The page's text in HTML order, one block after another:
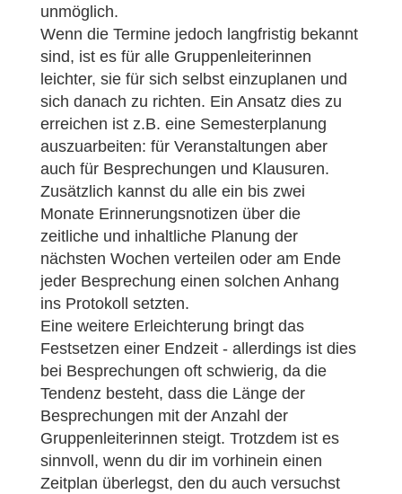
unmöglich.
Wenn die Termine jedoch langfristig bekannt
sind, ist es für alle Gruppenleiterinnen
leichter, sie für sich selbst einzuplanen und
sich danach zu richten. Ein Ansatz dies zu
erreichen ist z.B. eine Semesterplanung
auszuarbeiten: für Veranstaltungen aber
auch für Besprechungen und Klausuren.
Zusätzlich kannst du alle ein bis zwei
Monate Erinnerungsnotizen über die
zeitliche und inhaltliche Planung der
nächsten Wochen verteilen oder am Ende
jeder Besprechung einen solchen Anhang
ins Protokoll setzten.
Eine weitere Erleichterung bringt das
Festsetzen einer Endzeit - allerdings ist dies
bei Besprechungen oft schwierig, da die
Tendenz besteht, dass die Länge der
Besprechungen mit der Anzahl der
Gruppenleiterinnen steigt. Trotzdem ist es
sinnvoll, wenn du dir im vorhinein einen
Zeitplan überlegst, den du auch versuchst